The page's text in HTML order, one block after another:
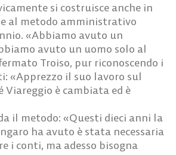
si costruisce anche in
al metodo amministrativo
«Abbiamo avuto un
avuto un uomo solo al
Troiso, pur riconoscendo i
«Apprezzo il suo lavoro sul
è cambiata ed è
il metodo: «Questi dieci anni la
ha avuto è stata necessaria
i conti, ma adesso bisogna